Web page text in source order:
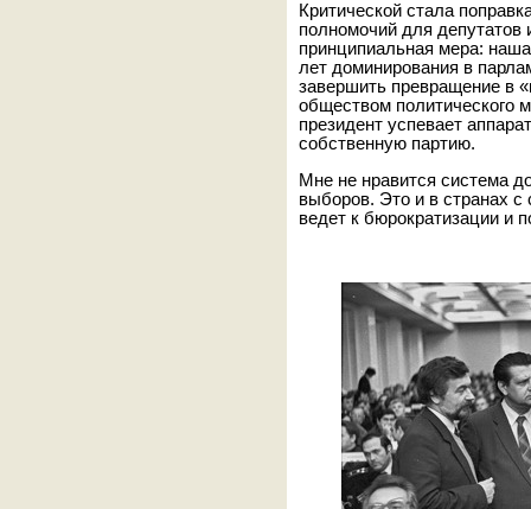
Критической стала
полномочий для депутатов
принципиальная мера: наша
лет доминирования в
завершить превращение в
обществом политического
президент успевает
собственную партию.
Мне не нравится система
выборов. Это и в странах
ведет к бюрократизации и